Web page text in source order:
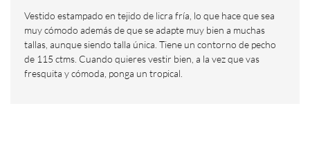
Vestido estampado en tejido de licra fría, lo que hace que sea
muy cómodo además de que se adapte muy bien a muchas
tallas, aunque siendo talla única. Tiene un contorno de pecho
de 115 ctms. Cuando quieres vestir bien, a la vez que vas
fresquita y cómoda, ponga un tropical.